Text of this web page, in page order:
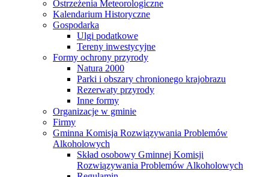
Ostrzeżenia Meteorologiczne
Kalendarium Historyczne
Gospodarka
Ulgi podatkowe
Tereny inwestycyjne
Formy ochrony przyrody
Natura 2000
Parki i obszary chronionego krajobrazu
Rezerwaty przyrody
Inne formy
Organizacje w gminie
Firmy
Gminna Komisja Rozwiązywania Problemów
Alkoholowych
Skład osobowy Gminnej Komisji
Rozwiązywania Problemów Alkoholowych